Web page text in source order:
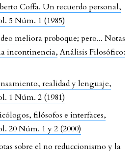
Coffa. Un recuerdo personal,
5 Núm. 1 (1985)
meliora proboque; pero... Notas
incontinencia,Análisis Filosófico:
realidad y lenguaje,
1 Núm. 2 (1981)
filósofos e interfaces,
20 Núm. 1 y 2 (2000)
sobre el no reduccionismo y la